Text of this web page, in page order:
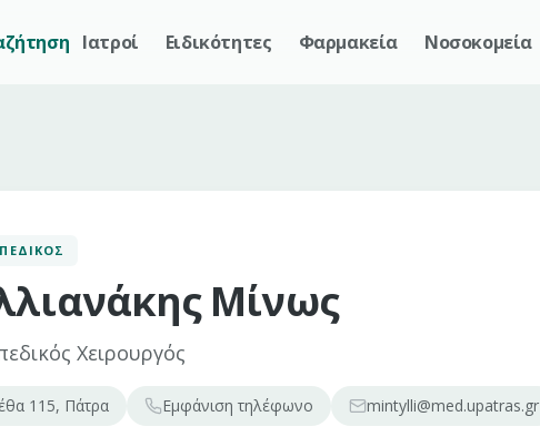
Ιατροί Ειδικότητες Φαρμακεία Νοσοκομεία
Μίνως
Χειρουργός
115, Πάτρα Εμφάνιση τηλέφωνο mintylli@med.upatras.gr